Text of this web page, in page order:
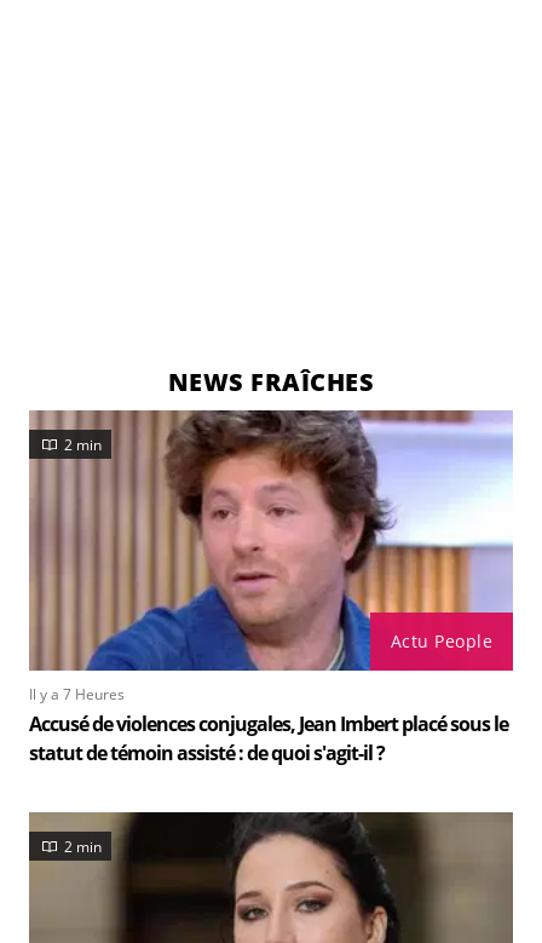
NEWS FRAÎCHES
Actu People
2 min
Il y a 7 Heures
Accusé de violences conjugales, Jean Imbert placé sous le
statut de témoin assisté : de quoi s'agit-il ?
2 min